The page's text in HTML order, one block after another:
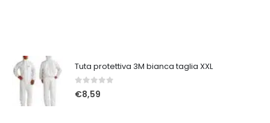
Tuta protettiva 3M bianca taglia XXL
0Su 5
€8,59